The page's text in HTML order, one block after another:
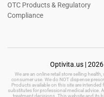
OTC Products & Regulatory
Compliance
Optivita.us |
We are an online retail store selling
consumer use. We do NOT dispense
Products available on this site are
substitutes for professional medical advice.
treatment decisions. This website and its